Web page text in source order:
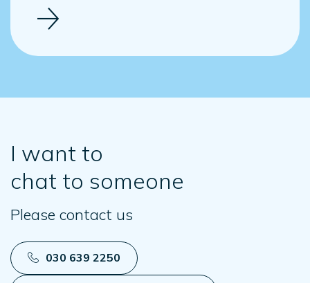
I want to
chat to someone
Please contact us
030 639 2250